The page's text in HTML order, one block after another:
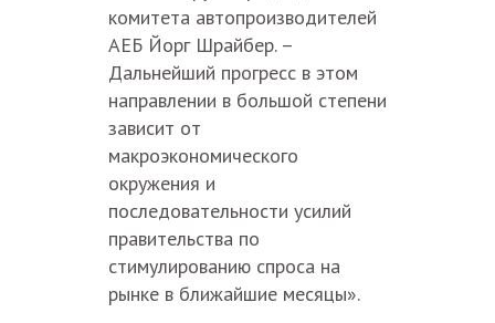
комитета автопроизводителей
АЕБ Йорг Шрайбер. –
Дальнейший прогресс в этом
направлении в большой степени
зависит от
макроэкономического
окружения и
последовательности усилий
правительства по
стимулированию спроса на
рынке в ближайшие месяцы».